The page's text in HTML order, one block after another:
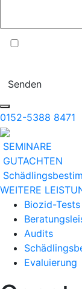
Senden
0152-5388 8471
SEMINARE
GUTACHTEN
WEITERE
Biozid-Tests
Audits
Evaluierung